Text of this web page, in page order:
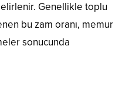
Genellikle toplu
bu zam oranı, memur
sonucunda